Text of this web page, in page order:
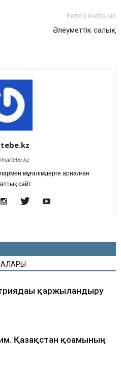
Келесі материал
Әлеуметтік салық
martebe.kz
мұғалімдерге арналған
сайт
қаржыландыру
Қазақстан қоғамының